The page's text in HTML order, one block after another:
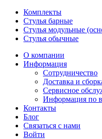
Комплекты
Стулья барные
Стулья модульные
Стулья обычные
О компании
Информация
Сотрудничество
Доставка и
Сервисное
Информация по
Контакты
Блог
Связаться с нами
Войти